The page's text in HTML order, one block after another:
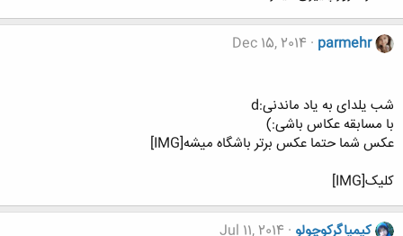
parmehr
Dec 15, 2014
شب یلدای به یاد ماندنی:d
با مسابقه عکاس باشی:)
عکس شما حتما عکس برتر باشگاه میشه[IMG]
کلیک[IMG]
کیمیاگرکوچولو Jul 11, 2014